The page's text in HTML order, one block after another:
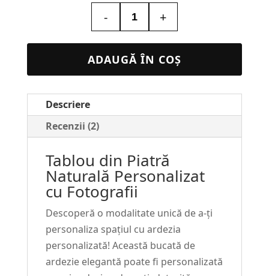
-
Cantitate
Tablou
pe
Piatra
+
ADAUGĂ ÎN COȘ
Descriere
Recenzii (2)
Tablou din Piatră
Naturală Personalizat
cu Fotografii
Descoperă o modalitate unică de a-ți
personaliza spațiul cu ardezia
personalizată! Această bucată de
ardezie elegantă poate fi personalizată